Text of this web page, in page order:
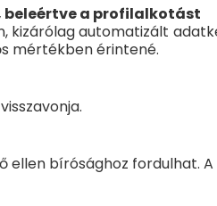
a profilalkotást
kizárólag automatizált
mértékben érintené.
bírósághoz fordulhat.